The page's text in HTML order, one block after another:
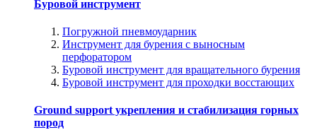
Буровой инструмент
Погружной пневмоударник
Инструмент для бурения с выносным
перфоратором
Буровой инструмент для вращательного бурения
Буровой инструмент для проходки восстающих
Ground support укрепления и стабилизация горных
пород